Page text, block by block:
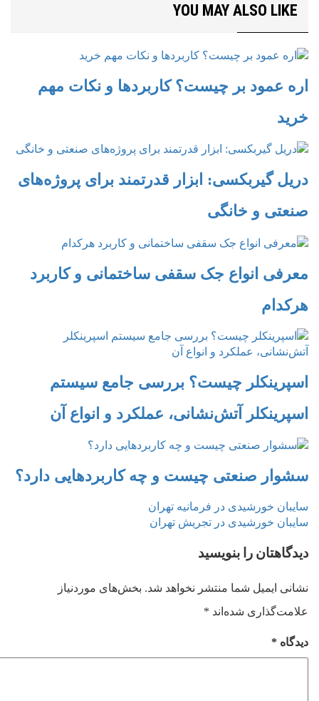
YOU MAY ALSO LIKE
اره عمود بر چیست؟ کاربردها و نکات مهم
خرید
دریل گیربکسی: ابزار قدرتمند برای پروژه‌های
صنعتی و خانگی
معرفی انواع جک سقفی ساختمانی و کاربرد
هرکدام
اسپرینکلر چیست؟ بررسی جامع سیستم
اسپرینکلر آتش‌نشانی، عملکرد و انواع آن
سشوار صنعتی چیست و چه کاربردهایی دارد؟
راهبری
نوشته
Previous
post:
سایبان خورشیدی در فرمانیه تهران
Next
سایبان خورشیدی در تجریش تهران
دیدگاهتان را بنویسید
نشانی ایمیل شما منتشر نخواهد شد. بخش‌های موردنیاز
علامت‌گذاری شده‌اند *
دیدگاه *